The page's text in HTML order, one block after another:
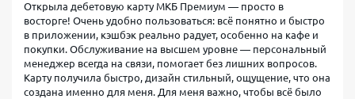
Открыла дебетовую карту МКБ Премиум — просто в
восторге! Очень удобно пользоваться: всё понятно и быстро
в приложении, кэшбэк реально радует, особенно на кафе и
покупки. Обслуживание на высшем уровне — персональный
менеджер всегда на связи, помогает без лишних вопросов.
Карту получила быстро, дизайн стильный, ощущение, что она
создана именно для меня. Для меня важно, чтобы всё было